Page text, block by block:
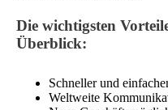
Die wichtigsten
Überblick:
Schneller und
Weltweite